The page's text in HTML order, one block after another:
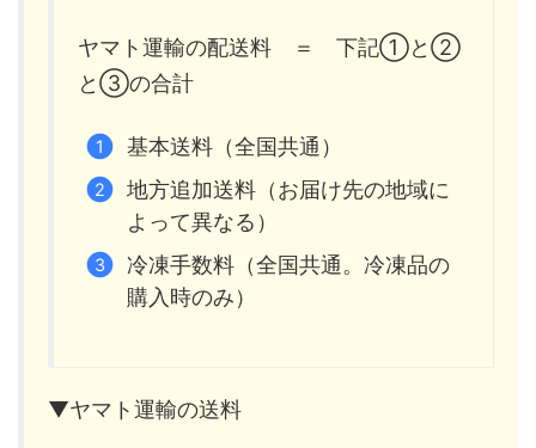
ヤマト運輸の配送料 ＝ 下記①と②
と③の合計
基本送料（全国共通）
地方追加送料（お届け先の地域に
よって異なる）
冷凍手数料（全国共通。冷凍品の
購入時のみ）
▼ヤマト運輸の送料